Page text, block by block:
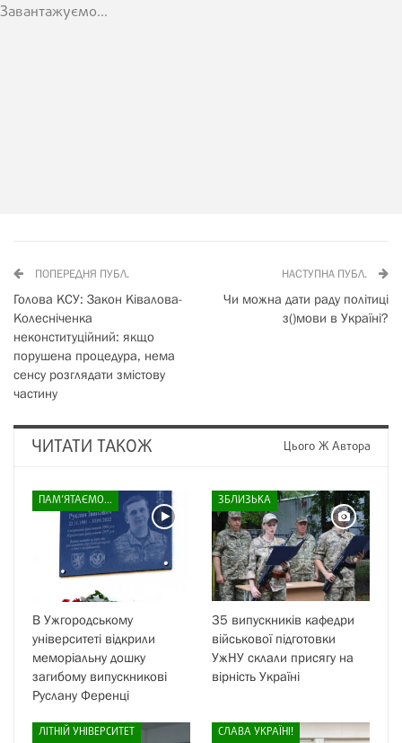
Завантажуємо...
ПОПЕРЕДНЯ ПУБЛ.
Голова КСУ: Закон Ківалова-
Колесніченка
неконституційний: якщо
порушена процедура, нема
сенсу розглядати змістову
частину
НАСТУПНА ПУБЛ.
Чи можна дати раду політиці
з()мови в Україні?
ЧИТАТИ ТАКОЖ Цього Ж Автора
ПАМ’ЯТАЄМО...
В Ужгородському
університеті відкрили
меморіальну дошку
загибому випускникові
Руслану Ференці
ЗБЛИЗЬКА
35 випускників кафедри
військової підготовки
УжНУ склали присягу на
вірність Україні
ЛІТНІЙ УНІВЕРСИТЕТ СЛАВА УКРАЇНІ!